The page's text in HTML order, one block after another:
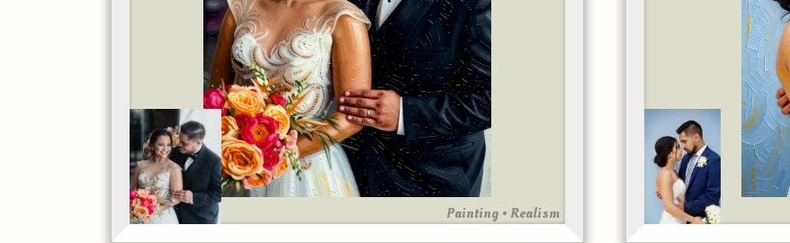
Painting • Realism